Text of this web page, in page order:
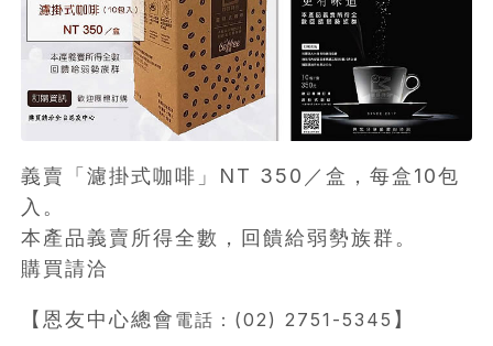
義賣「濾掛式咖啡」NT 350／盒，每盒10包
入。
本產品義賣所得全數，回饋給弱勢族群。
購買請洽
【恩友中心總會 電話：(02) 2751-5345 】